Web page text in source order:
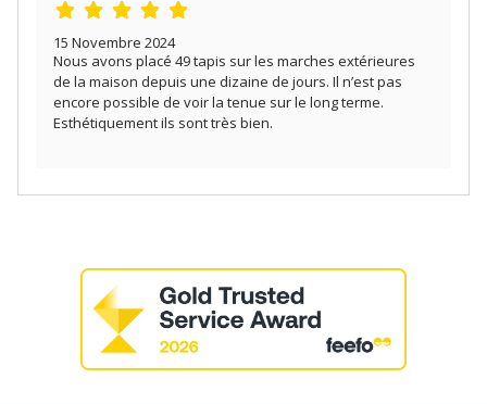
15 Novembre 2024
Nous avons placé 49 tapis sur les marches extérieures
de la maison depuis une dizaine de jours. Il n’est pas
encore possible de voir la tenue sur le long terme.
Esthétiquement ils sont très bien.